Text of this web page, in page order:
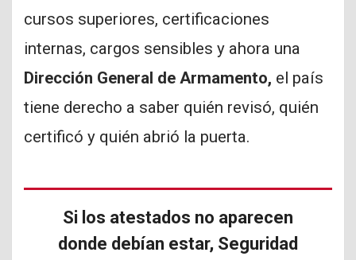
cursos superiores, certificaciones
internas, cargos sensibles y ahora una
Dirección General de Armamento, el país
tiene derecho a saber quién revisó, quién
certificó y quién abrió la puerta.
Si los atestados no aparecen
donde debían estar, Seguridad